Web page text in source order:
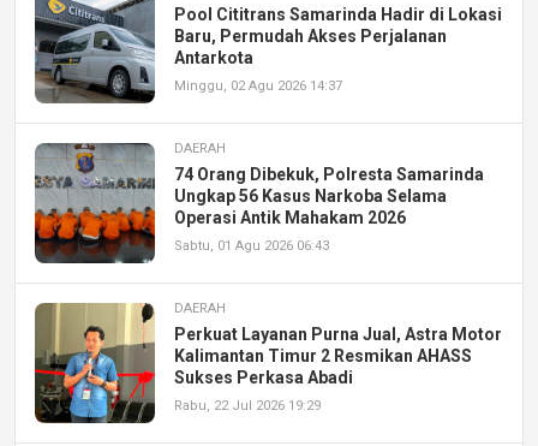
Pool Cititrans Samarinda Hadir di Lokasi
Baru, Permudah Akses Perjalanan
Antarkota
Minggu, 02 Agu 2026 14:37
DAERAH
74 Orang Dibekuk, Polresta Samarinda
Ungkap 56 Kasus Narkoba Selama
Operasi Antik Mahakam 2026
Sabtu, 01 Agu 2026 06:43
DAERAH
Perkuat Layanan Purna Jual, Astra Motor
Kalimantan Timur 2 Resmikan AHASS
Sukses Perkasa Abadi
Rabu, 22 Jul 2026 19:29